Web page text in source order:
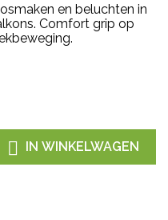
en beluchten in
Comfort grip op
 IN WINKELWAGEN